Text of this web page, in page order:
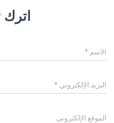
اترك
الاسم *
البريد الإلكتروني *
الموقع الإلكتروني